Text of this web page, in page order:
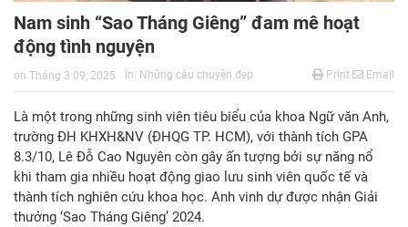
Nam sinh “Sao Tháng Giêng” đam mê hoạt
động tình nguyện
on Tháng 3 09, 2025 In: Những câu chuyện đẹp Print Email
Là một trong những sinh viên tiêu biểu của khoa Ngữ văn Anh,
trường ĐH KHXH&NV (ĐHQG TP. HCM), với thành tích GPA
8.3/10, Lê Đỗ Cao Nguyên còn gây ấn tượng bởi sự năng nổ
khi tham gia nhiều hoạt động giao lưu sinh viên quốc tế và
thành tích nghiên cứu khoa học. Anh vinh dự được nhận Giải
thưởng ‘Sao Tháng Giêng’ 2024.